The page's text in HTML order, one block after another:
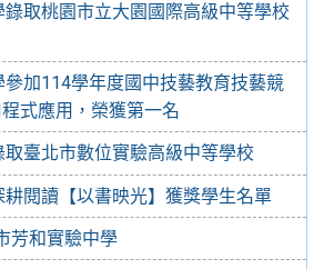
取桃園市立大園國際高級中等學校
加114學年度國中技藝教育技藝競
式應用，榮獲第一名
臺北市數位實驗高級中等學校
閱讀【以書映光】獲獎學生名單
芳和實驗中學